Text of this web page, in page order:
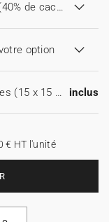
Chocolat au lait bio (40% de cacao)
option
Enveloppes blanches (15 x 15 cm) inclus
€ HT l'unité